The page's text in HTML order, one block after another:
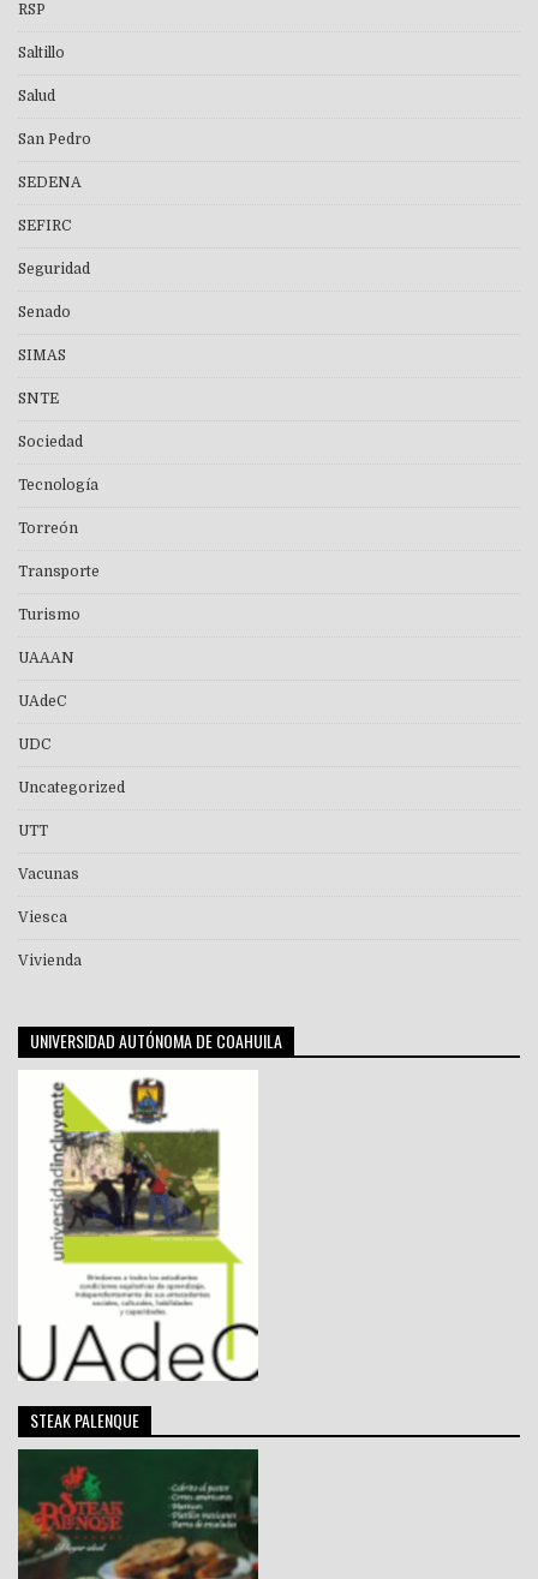
RSP
Saltillo
Salud
San Pedro
SEDENA
SEFIRC
Seguridad
Senado
SIMAS
SNTE
Sociedad
Tecnología
Torreón
Transporte
Turismo
UAAAN
UAdeC
UDC
Uncategorized
UTT
Vacunas
Viesca
Vivienda
UNIVERSIDAD AUTÓNOMA DE COAHUILA
STEAK PALENQUE